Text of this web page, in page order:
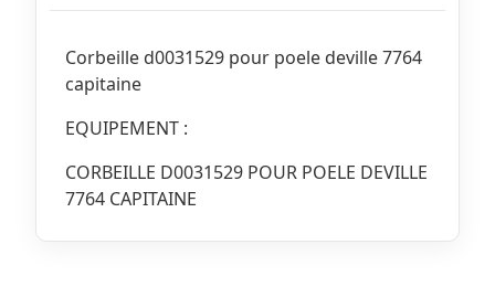
Corbeille d0031529 pour poele deville 7764
capitaine
EQUIPEMENT :
CORBEILLE D0031529 POUR POELE DEVILLE
7764 CAPITAINE